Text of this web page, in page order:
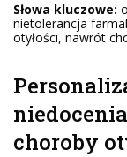
Słowa kluczowe:
nietolerancja
otyłości, nawrót
choroby